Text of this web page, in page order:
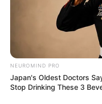
(2008)
In My Bed(2006)
I’m Coming– ft. Tablo
Go Forward (2006)
NEUROMIND PRO
Japan's Oldest Doctors
Stop Drinking These 3